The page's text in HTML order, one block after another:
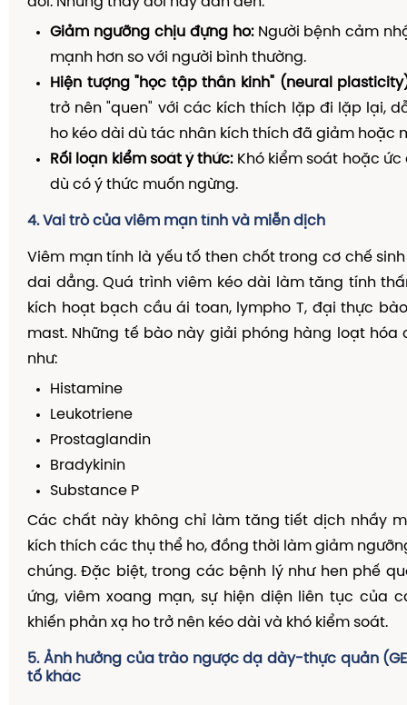
Giảm ngưỡng chịu đựng ho:Người bệnh cảm
mạnh hơn so với người bình thường.
Hiện tượng "học tập thần kinh" (neural
trở nên "quen" với các kích thích lặp đi lặp lại,
ho kéo dài dù tác nhân kích thích đã giảm hoặc
Rối loạn kiểm soát ý thức:Khó kiểm soát hoặc ức
dù có ý thức muốn ngừng.
4. Vai trò của viêm mạn tính và miễn dịch
Viêm mạn tính là yếu tố then chốt trong cơ chế
dai dẳng. Quá trình viêm kéo dài làm tăng tính
kích hoạt bạch cầu ái toan, lympho T, đại thực
mast. Những tế bào này giải phóng hàng loạt hóa
như:
Histamine
Leukotriene
Prostaglandin
Bradykinin
Substance P
Các chất này không chỉ làm tăng tiết dịch nhầy
kích thích các thụ thể ho, đồng thời làm giảm
chúng. Đặc biệt, trong các bệnh lý như hen phế
ứng, viêm xoang mạn, sự hiện diện liên tục của
khiến phản xạ ho trở nên kéo dài và khó kiểm soát.
5. Ảnh hưởng của trào ngược dạ dày-thực quản
tố khác